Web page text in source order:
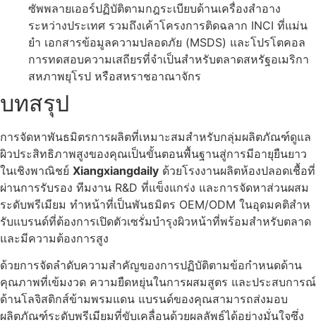
ซัพพลายเออร์ปฏิบัติตามกฎระเบียบด้านเครื่องสําอาง
ระหว่างประเทศ รวมถึงเค้าโครงการติดฉลาก INCI ที่แม่น
ยํา เอกสารข้อมูลความปลอดภัย (MSDS) และโปรโตคอล
การทดสอบความเสถียรที่จําเป็นสําหรับตลาดสหรัฐอเมริกา
สหภาพยุโรป หรือสหราชอาณาจักร
บทสรุป
การจัดหาพันธมิตรการผลิตที่เหมาะสมสําหรับกลุ่มผลิตภัณฑ์ดูแล
ผิวประสิทธิภาพสูงของคุณเป็นขั้นตอนพื้นฐานสู่การมีอายุยืนยาว
ในเชิงพาณิชย์ Xiangxiangdaily ด้วยโรงงานผลิตห้องปลอดเชื้อที่
ผ่านการรับรอง ทีมงาน R&D ที่แข็งแกร่ง และการจัดหาส่วนผสม
ระดับพรีเมียม ทําหน้าที่เป็นพันธมิตร OEM/ODM ในอุดมคติสําห
รับแบรนด์ที่ต้องการเปิดตัวเซรั่มบํารุงผิวหน้าที่พร้อมสําหรับตลาด
และมีความต้องการสูง
ด้วยการจัดลําดับความสําคัญของการปฏิบัติตามข้อกําหนดด้าน
คุณภาพที่เข้มงวด ความยืดหยุ่นในการผสมสูตร และประสบการณ์
ด้านโลจิสติกส์ข้ามพรมแดน แบรนด์ของคุณสามารถส่งมอบ
ผลิตภัณฑ์ระดับพรีเมียมที่ขับเคลื่อนด้วยผลลัพธ์ได้อย่างมั่นใจซึ่ง